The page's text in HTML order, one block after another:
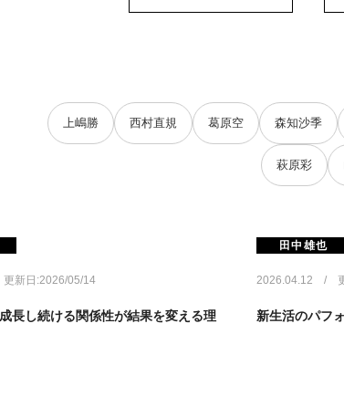
上嶋勝 西村直規 葛原空 森知沙季
萩原彩
新日:2026/05/14
長し続ける関係性が結果を変える理
田中雄也
2026.04.12 / 更
新生活のパフ